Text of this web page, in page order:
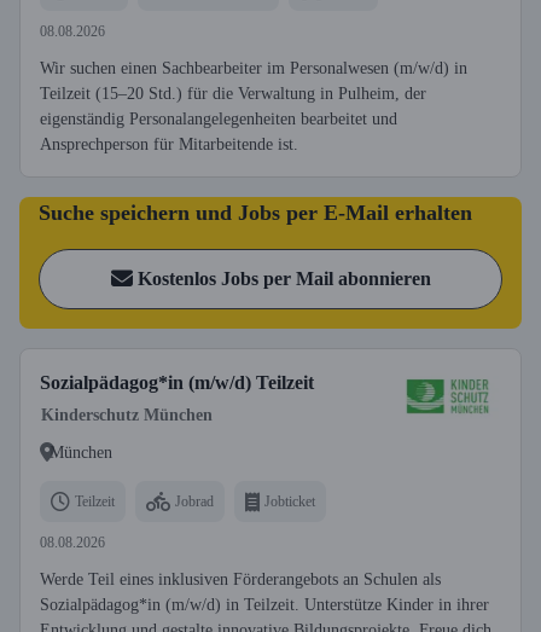
08.08.2026
Wir suchen einen Sachbearbeiter im Personalwesen (m/w/d) in
Teilzeit (15–20 Std.) für die Verwaltung in Pulheim, der
eigenständig Personalangelegenheiten bearbeitet und
Ansprechperson für Mitarbeitende ist.
Suche speichern und Jobs per E-Mail erhalten
Kostenlos Jobs per Mail abonnieren
Sozialpädagog*in (m/w/d) Teilzeit
Kinderschutz München
München
Teilzeit Jobrad Jobticket
08.08.2026
Werde Teil eines inklusiven Förderangebots an Schulen als
Sozialpädagog*in (m/w/d) in Teilzeit. Unterstütze Kinder in ihrer